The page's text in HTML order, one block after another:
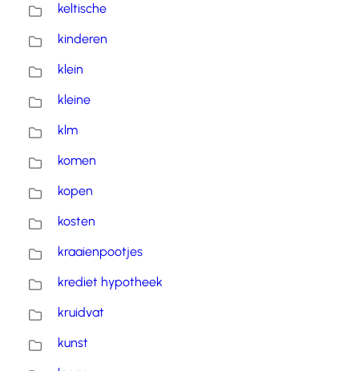
keltische
kinderen
klein
kleine
klm
komen
kopen
kosten
kraaienpootjes
krediet hypotheek
kruidvat
kunst